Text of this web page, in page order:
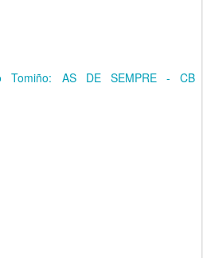
Tomiño: AS DE SEMPRE - CB